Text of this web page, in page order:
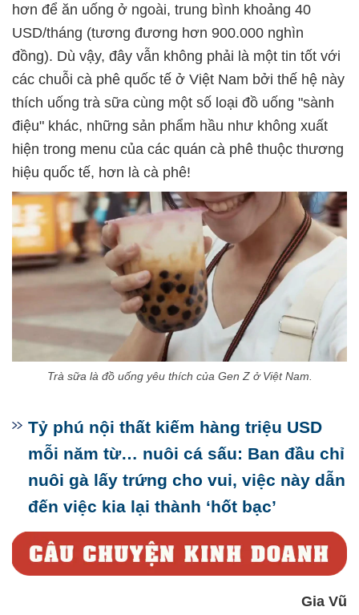
hơn để ăn uống ở ngoài, trung bình khoảng 40
USD/tháng (tương đương hơn 900.000 nghìn
đồng). Dù vậy, đây vẫn không phải là một tin tốt với
các chuỗi cà phê quốc tế ở Việt Nam bởi thế hệ này
thích uống trà sữa cùng một số loại đồ uống "sành
điệu" khác, những sản phẩm hầu như không xuất
hiện trong menu của các quán cà phê thuộc thương
hiệu quốc tế, hơn là cà phê!
Trà sữa là đồ uống yêu thích của Gen Z ở Việt Nam.
Tỷ phú nội thất kiếm hàng triệu USD
mỗi năm từ… nuôi cá sấu: Ban đầu chỉ
nuôi gà lấy trứng cho vui, việc này dẫn
đến việc kia lại thành ‘hốt bạc’
Gia Vũ